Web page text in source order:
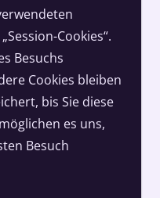
Cookies“.
Besuchs
Cookies bleiben
bis Sie diese
es uns,
Besuch